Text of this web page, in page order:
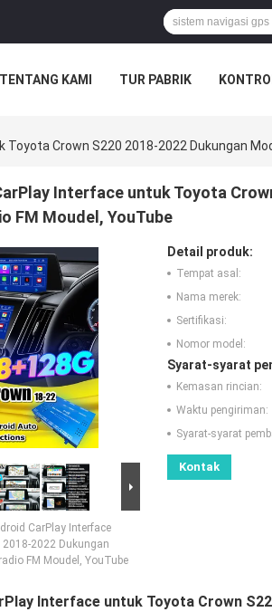
TENTANG KAMI TUR PABRIK
Crown S220 2018-2022 Dukungan
Interface untuk Toyota
FM Moudel, YouTube
CarPlay Interface
2022 Dukungan
FM Moudel, YouTube
Detail produk:
Tempat asal:
Nama merek:
Sertifikasi:
Nomor model:
Syarat-syarat
Kemasan rincian:
Waktu pengiriman:
Syarat-syarat
Kontak
Interface untuk Toyota Crown